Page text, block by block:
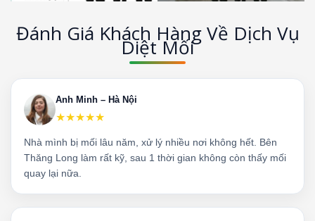
Đánh Giá Khách Hàng Về Dịch Vụ
Diệt Mối
Anh Minh – Hà Nội
★★★★★
Nhà mình bị mối lâu năm, xử lý nhiều nơi không hết. Bên
Thăng Long làm rất kỹ, sau 1 thời gian không còn thấy mối
quay lại nữa.